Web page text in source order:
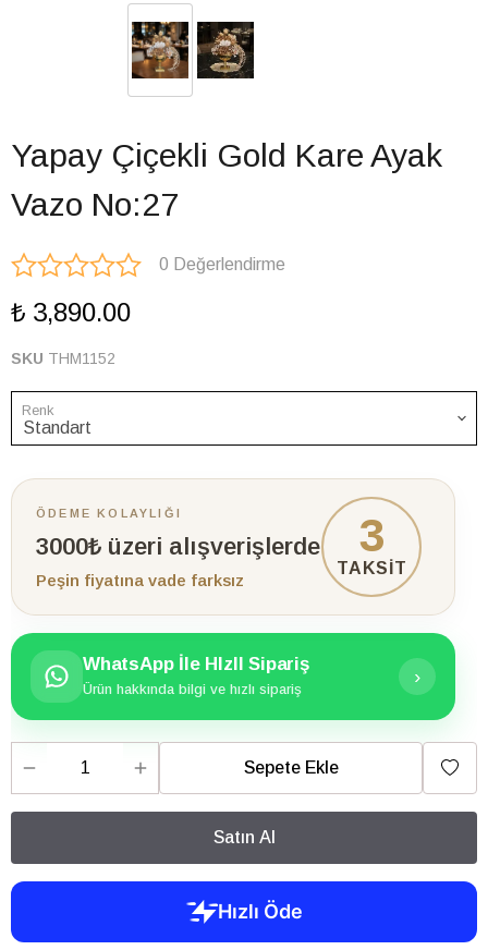
Yapay Çiçekli Gold Kare Ayak
Vazo No:27
0 Değerlendirme
₺ 3,890.00
SKU THM1152
Renk
ÖDEME KOLAYLIĞI
3000₺ üzeri alışverişlerde
Peşin fiyatına vade farksız
3
TAKSİT
WhatsApp İle HIzlI Sipariş
Ürün hakkında bilgi ve hızlı sipariş
›
Sepete Ekle
Satın Al